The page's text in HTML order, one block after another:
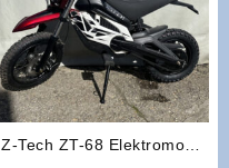
Z-Tech ZT-68 Elektromos